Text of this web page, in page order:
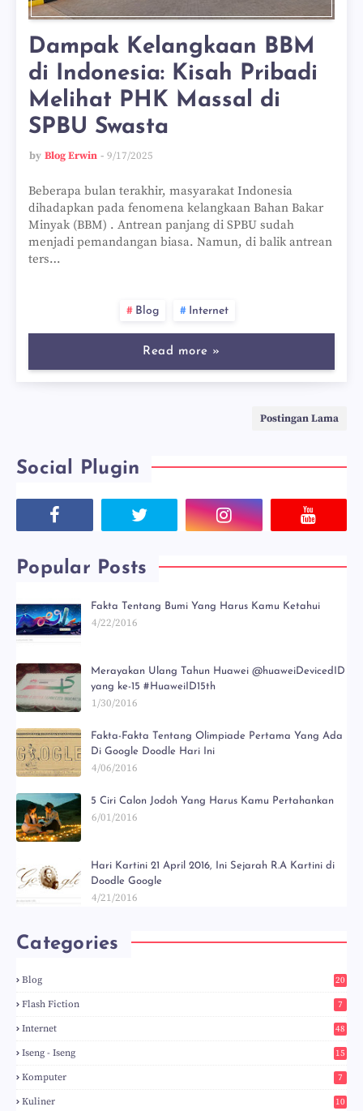
Dampak Kelangkaan BBM
di Indonesia: Kisah Pribadi
Melihat PHK Massal di
SPBU Swasta
by Blog Erwin 9/17/2025
Beberapa bulan terakhir, masyarakat Indonesia
dihadapkan pada fenomena kelangkaan Bahan Bakar
Minyak (BBM) . Antrean panjang di SPBU sudah
menjadi pemandangan biasa. Namun, di balik antrean
ters…
Blog Internet
Read more »
Postingan Lama
Social Plugin
Popular Posts
Fakta Tentang Bumi Yang Harus Kamu Ketahui
4/22/2016
Merayakan Ulang Tahun Huawei @huaweiDevicedID
yang ke-15 #HuaweiID15th
1/30/2016
Fakta-Fakta Tentang Olimpiade Pertama Yang Ada
Di Google Doodle Hari Ini
4/06/2016
5 Ciri Calon Jodoh Yang Harus Kamu Pertahankan
6/01/2016
Hari Kartini 21 April 2016, Ini Sejarah R.A Kartini di
Doodle Google
4/21/2016
Categories
Blog
20
Flash Fiction 7
Internet 48
Iseng - Iseng 15
Komputer 7
Kuliner 10